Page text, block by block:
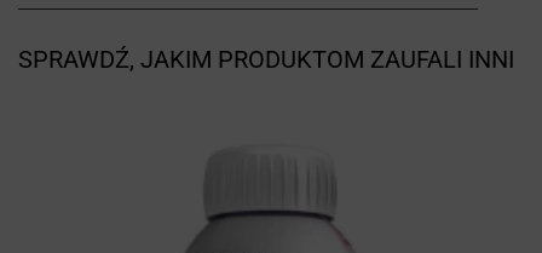
SPRAWDŹ, JAKIM PRODUKTOM ZAUFALI INNI